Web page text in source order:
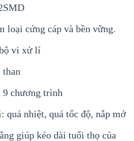
loại cứng cáp và bền vững.
vi xử lí
9 chương trình
quá nhiệt, quá tốc độ, nắp mở
giúp kéo dài tuổi thọ của